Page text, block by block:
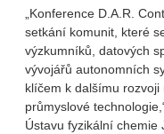
„Konference D.A.R.
setkání komunit, které
výzkumníků, datových
vývojářů autonomních
klíčem k dalšímu
průmyslové
Ústavu fyzikální chemie